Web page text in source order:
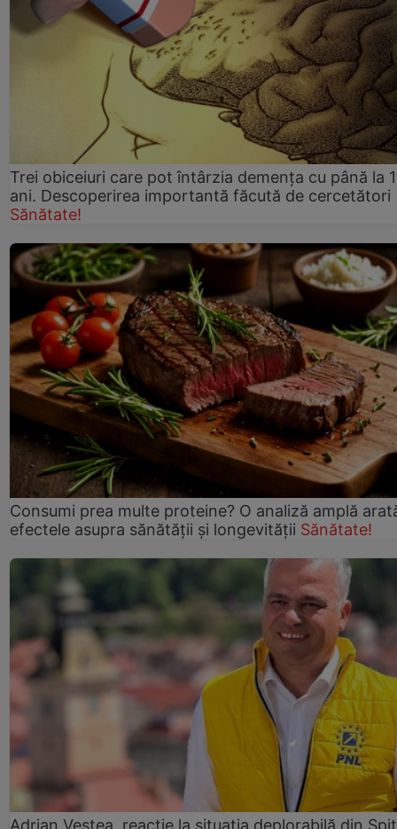
Trei obiceiuri care pot întârzia demența cu până la
ani. Descoperirea importantă făcută de cercetători
Sănătate!
Consumi prea multe proteine? O analiză amplă
efectele asupra sănătății și longevității Sănătate!